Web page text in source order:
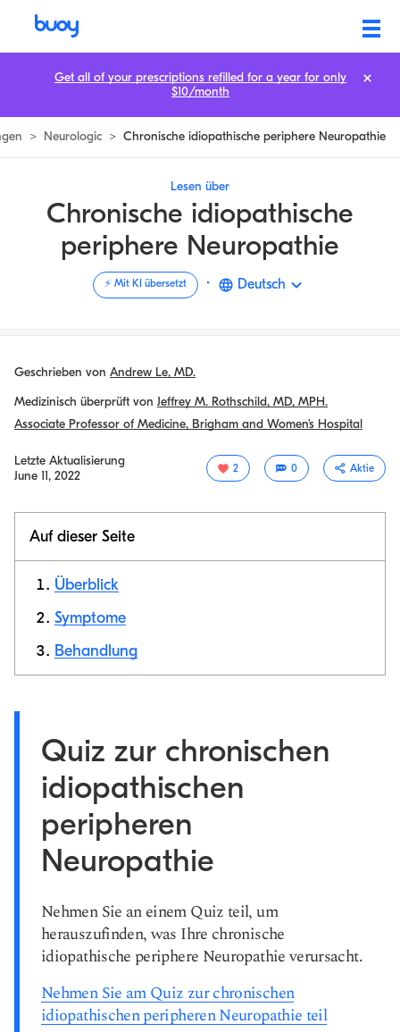
> Neurologic > Chronische idiopathische periphere Neuropathie
Lesen über
Chronische idiopathische
periphere Neuropathie
⚡️ Mit KI übersetzt · Deutsch
Geschrieben von Andrew Le, MD.
Medizinisch überprüft von Jeffrey M. Rothschild, MD, MPH.
Associate Professor of Medicine, Brigham and Women’s Hospital
Letzte Aktualisierung
June 11, 2022
2 0 Aktie
kopieren
Auf dieser Seite
Überblick
Symptome
Behandlung
Quiz zur chronischen
idiopathischen
peripheren
Neuropathie
Nehmen Sie an einem Quiz teil, um
herauszufinden, was Ihre chronische
idiopathische periphere Neuropathie verursacht.
Nehmen Sie am Quiz zur chronischen
idiopathischen peripheren Neuropathie teil
Get all of your prescriptions refilled for a year for only
$10/month